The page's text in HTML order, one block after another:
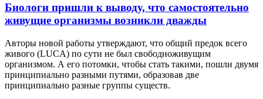
Биологи пришли к выводу, что самостоятельно
живущие организмы возникли дважды
Авторы новой работы утверждают, что общий предок всего
живого (LUCA) по сути не был свободноживущим
организмом. А его потомки, чтобы стать такими, пошли двумя
принципиально разными путями, образовав две
принципиально разные группы существ.